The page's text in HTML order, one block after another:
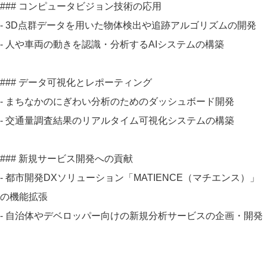
### コンピュータビジョン技術の応用
- 3D点群データを用いた物体検出や追跡アルゴリズムの開発
- 人や車両の動きを認識・分析するAIシステムの構築
### データ可視化とレポーティング
- まちなかのにぎわい分析のためのダッシュボード開発
- 交通量調査結果のリアルタイム可視化システムの構築
### 新規サービス開発への貢献
- 都市開発DXソリューション「MATIENCE（マチエンス）」
の機能拡張
- 自治体やデベロッパー向けの新規分析サービスの企画・開発